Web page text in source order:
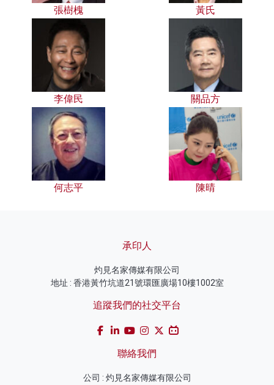
張樹槐 黃氏
李偉民 關品方
何志平 陳晴
承印人
灼見名家傳媒有限公司
地址 : 香港黃竹坑道21號環匯廣場10樓1002室
追蹤我們的社交平台
聯絡我們
公司 : 灼見名家傳媒有限公司